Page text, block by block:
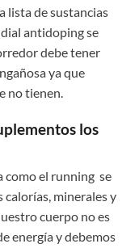
lista de sustancias
antidoping se
debe tener
ya que
no tienen.
los
como el running se
calorías, minerales y
cuerpo no es
energía y debemos